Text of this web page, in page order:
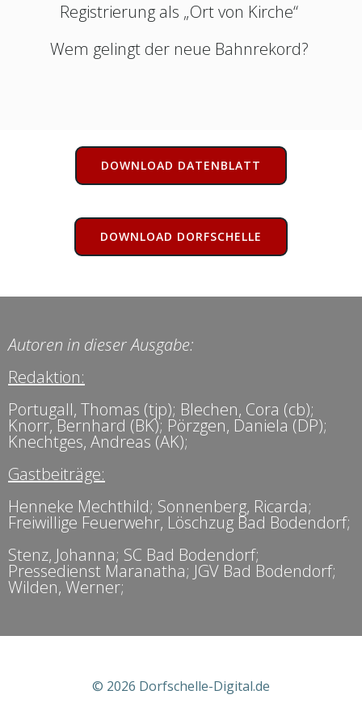
Registrierung als „Ort von Kirche“
Wem gelingt der neue Bahnrekord?
DOWNLOAD DATENBLATT
DOWNLOAD DORFSCHELLE
Autoren in dieser Ausgabe:
Redaktion:
Portugall, Thomas (tjp); Blechen, Cora (cb);
Knorr, Bernhard (BK); Pörzgen, Daniela (DP);
Knechtges, Andreas (AK);
Gastbeiträge:
Henneke Mechthild; Sonnenberg, Ricarda;
Freiwillige Feuerwehr, Löschzug Bad Bodendorf;
Stenz, Johanna; SC Bad Bodendorf;
Pressedienst Maranatha; JGV Bad Bodendorf;
Wilden, Werner;
© 2026 Dorfschelle-Digital.de